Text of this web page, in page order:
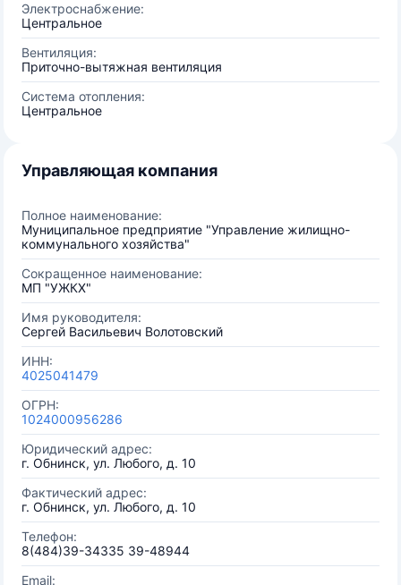
Электроснабжение:
Центральное
Вентиляция:
Приточно-вытяжная вентиляция
Система отопления:
Центральное
Управляющая компания
Полное наименование:
Муниципальное предприятие "Управление жилищно-
коммунального хозяйства"
Сокращенное наименование:
МП "УЖКХ"
Имя руководителя:
Сергей Васильевич Волотовский
ИНН:
4025041479
ОГРН:
1024000956286
Юридический адрес:
г. Обнинск, ул. Любого, д. 10
Фактический адрес:
г. Обнинск, ул. Любого, д. 10
Телефон:
8(484)39-34335 39-48944
Email: